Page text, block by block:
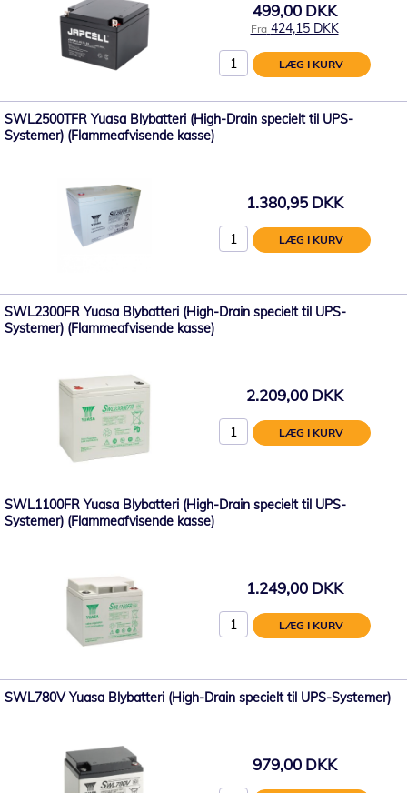
499,00 DKK
Fra 424,15 DKK
LÆG I KURV
SWL2500TFR Yuasa Blybatteri (High-Drain specielt til UPS-
Systemer) (Flammeafvisende kasse)
1.380,95 DKK
LÆG I KURV
SWL2300FR Yuasa Blybatteri (High-Drain specielt til UPS-
Systemer) (Flammeafvisende kasse)
2.209,00 DKK
LÆG I KURV
SWL1100FR Yuasa Blybatteri (High-Drain specielt til UPS-
Systemer) (Flammeafvisende kasse)
1.249,00 DKK
LÆG I KURV
SWL780V Yuasa Blybatteri (High-Drain specielt til UPS-Systemer)
979,00 DKK